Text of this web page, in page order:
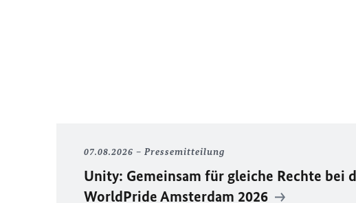
07.08.2026 Pressemitteilung
Unity: Gemeinsam für gleiche Rechte bei
WorldPrideAmsterdam 2026